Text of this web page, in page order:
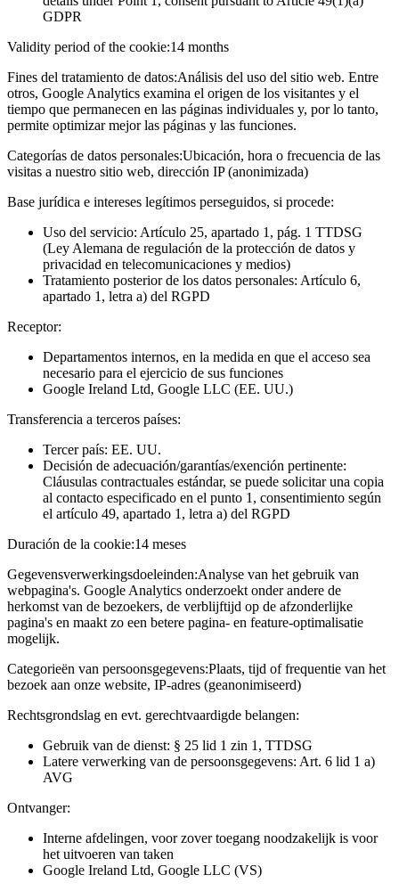
GDPR
Validity period of the cookie:14 months
Fines del tratamiento de datos:Análisis del uso del sitio web. Entre
otros, Google Analytics examina el origen de los visitantes y el
tiempo que permanecen en las páginas individuales y, por lo tanto,
permite optimizar mejor las páginas y las funciones.
Categorías de datos personales:Ubicación, hora o frecuencia de las
visitas a nuestro sitio web, dirección IP (anonimizada)
Base jurídica e intereses legítimos perseguidos, si procede:
Uso del servicio: Artículo 25, apartado 1, pág. 1 TTDSG
(Ley Alemana de regulación de la protección de datos y
privacidad en telecomunicaciones y medios)
Tratamiento posterior de los datos personales: Artículo 6,
apartado 1, letra a) del RGPD
Receptor:
Departamentos internos, en la medida en que el acceso sea
necesario para el ejercicio de sus funciones
Google Ireland Ltd, Google LLC (EE. UU.)
Transferencia a terceros países:
Tercer país: EE. UU.
Decisión de adecuación/garantías/exención pertinente:
Cláusulas contractuales estándar, se puede solicitar una copia
al contacto especificado en el punto 1, consentimiento según
el artículo 49, apartado 1, letra a) del RGPD
Duración de la cookie:14 meses
Gegevensverwerkingsdoeleinden:Analyse van het gebruik van
webpagina's. Google Analytics onderzoekt onder andere de
herkomst van de bezoekers, de verblijftijd op de afzonderlijke
pagina's en maakt zo een betere pagina- en feature-optimalisatie
mogelijk.
Categorieën van persoonsgegevens:Plaats, tijd of frequentie van het
bezoek aan onze website, IP-adres (geanonimiseerd)
Rechtsgrondslag en evt. gerechtvaardigde belangen:
Gebruik van de dienst: § 25 lid 1 zin 1, TTDSG
Latere verwerking van de persoonsgegevens: Art. 6 lid 1 a)
AVG
Ontvanger:
Interne afdelingen, voor zover toegang noodzakelijk is voor
het uitvoeren van taken
Google Ireland Ltd, Google LLC (VS)